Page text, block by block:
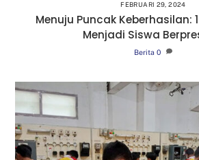
FEBRUARI 29, 2024
Menuju Puncak Keberhasilan:
Menjadi Siswa
Berita 0